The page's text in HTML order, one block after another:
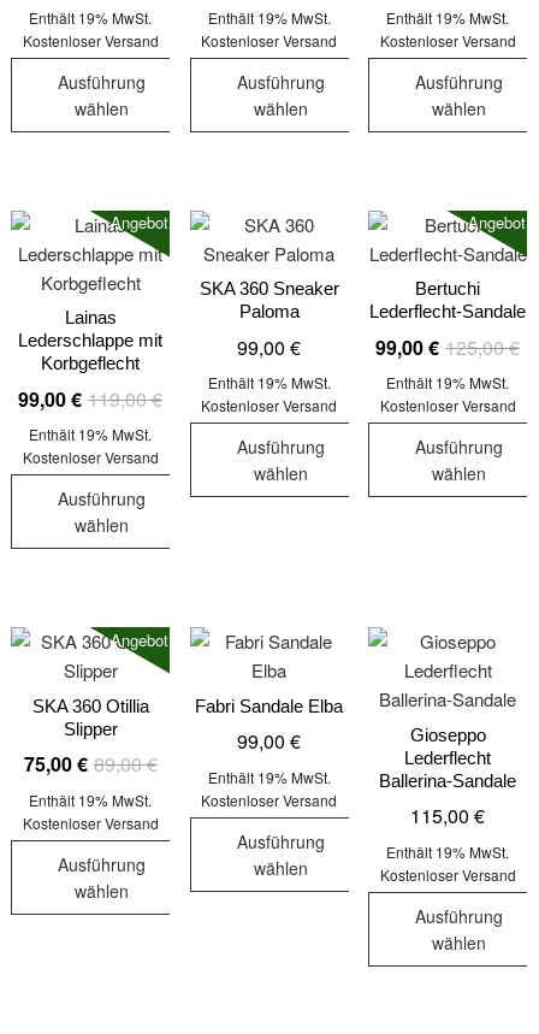
können
auf
Produktseite
gewählt
können
auf
Produktseite
gewählt
können
auf
gewählt
Enthält 19% MwSt.
Kostenloser Versand
Ausführung
wählen
mehrere
Varianten
auf.
Die
Optionen
können
auf
der
Produktseite
gewählt
werden
Enthält 19% MwSt.
Kostenloser Versand
Ausführung
wählen
mehrere
Varianten
auf.
Die
Optionen
können
auf
Produktseite
gewählt
Enthält 19% MwSt.
Kostenloser Versand
Ausführung
wählen
mehrere
Varianten
auf.
Die
Optionen
können
auf
gewählt
Angebot!
Lainas
Lederschlappe mit
Korbgeflecht
119,00€Ursprünglicher
Preis
119,00 €
99,00€
Aktueller
Preis
99,00 €.
Enthält 19% MwSt.
Kostenloser Versand
Ausführung
wählen
mehrere
Varianten
auf.
Die
Optionen
können
auf
Produktseite
gewählt
SKA 360 Sneaker
Paloma
99,00€
Enthält 19% MwSt.
Kostenloser Versand
Ausführung
wählen
auf.
Die
Optionen
können
auf
der
gewählt
werden
Angebot!
Bertuchi
Lederflecht-Sandale
125,00€
99,00€
Enthält 19% MwSt.
Kostenloser Versand
Ausführung
wählen
auf.
Die
Optionen
können
auf
gewählt
werden
Angebot!
SKA 360 Otillia
Slipper
89,00€Ursprünglicher
war:
89,00 €
75,00€
Aktueller
ist:
75,00 €.
Enthält 19% MwSt.
Kostenloser Versand
Ausführung
wählen
Fabri Sandale Elba
99,00€
Enthält 19% MwSt.
Kostenloser Versand
Ausführung
wählen
Gioseppo
Lederflecht
Ballerina-Sandale
115,00€
Enthält 19% MwSt.
Kostenloser Versand
Ausführung
wählen